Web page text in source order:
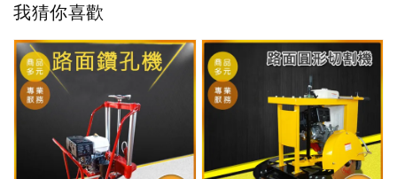
我猜你喜歡